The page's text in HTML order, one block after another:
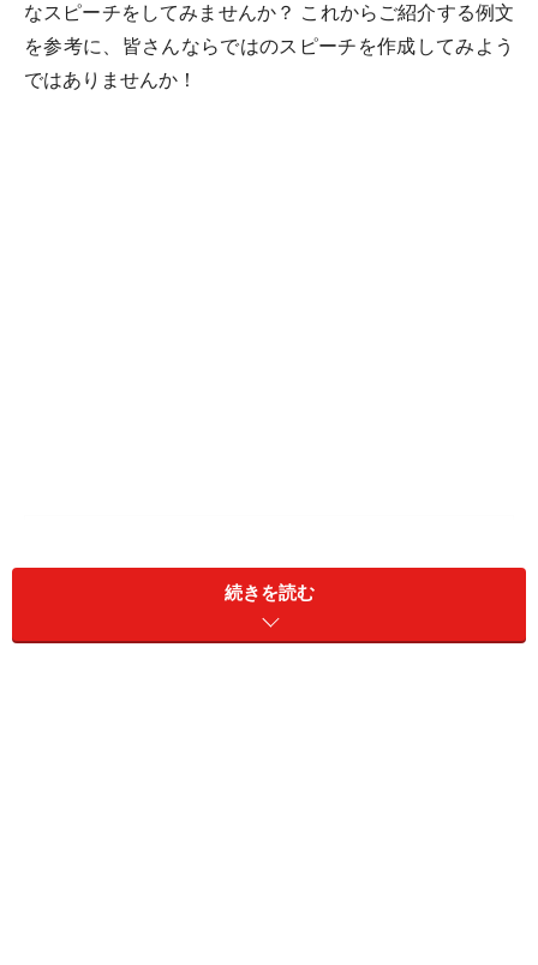
なスピーチをしてみませんか？ これからご紹介する例文
を参考に、皆さんならではのスピーチを作成してみよう
ではありませんか！
続きを読む